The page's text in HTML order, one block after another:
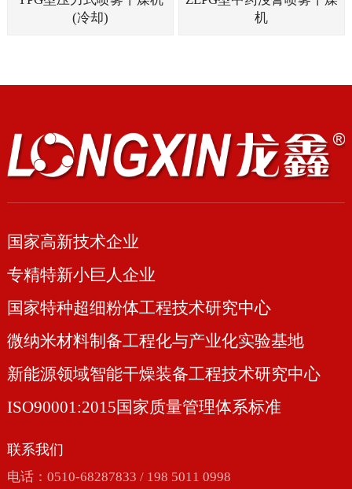
(冷却)
机
国家高新技术企业
专精特新小巨人企业
国家特种超细粉体工程技术研究中心
微纳米材料制备工程化与产业化实验基地
新能源领域智能干燥装备工程技术研究中心
ISO90001:2015国家质量管理体系标准
联系我们
电话：0510-68287833 / 198 5011 0998